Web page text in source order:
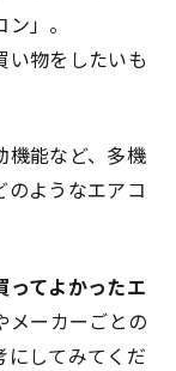
」。
い物をしたいも
機能など、多機
ようなエアコ
ってよかったエ
メーカーごとの
にしてみてくだ